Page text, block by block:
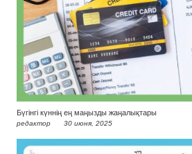
Бүгінгі күннің ең маңызды жаңалықтары
редактор 30 июня, 2025